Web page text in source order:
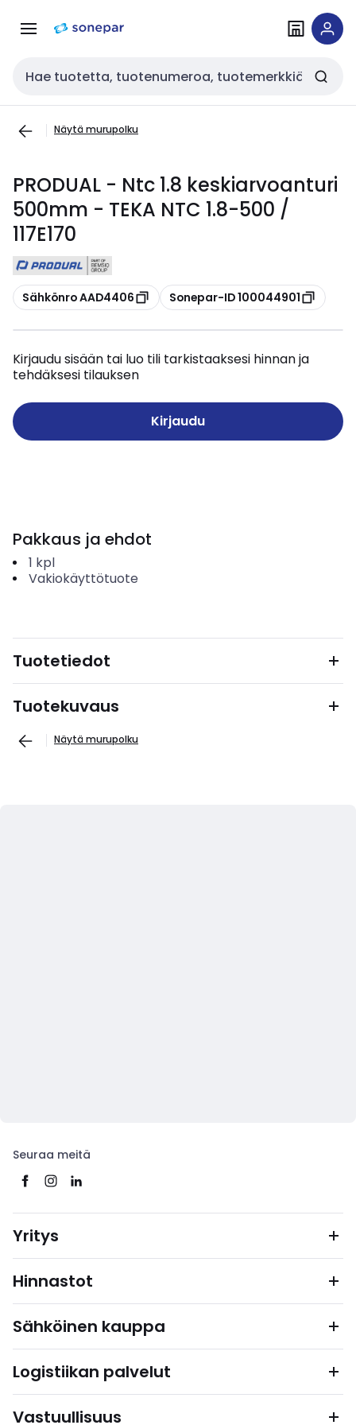
navigointiinsisältöön
Haku
Näytä murupolku
PRODUAL - Ntc 1.8 keskiarvoanturi
500mm - TEKA NTC 1.8-500 /
117E170
Kopioi
Sähkönro AAD4406 Kopioi
Sonepar-ID 100044901
Kirjaudu sisään tai luo tili tarkistaaksesi hinnan ja
tehdäksesi tilauksen
Kirjaudu
Pakkaus ja ehdot
1 kpl
Vakiokäyttötuote
Tuotetiedot
Tuotekuvaus
Näytä murupolku
Seuraa meitä
Yritys
Hinnastot
Sähköinen kauppa
Logistiikan palvelut
Vastuullisuus